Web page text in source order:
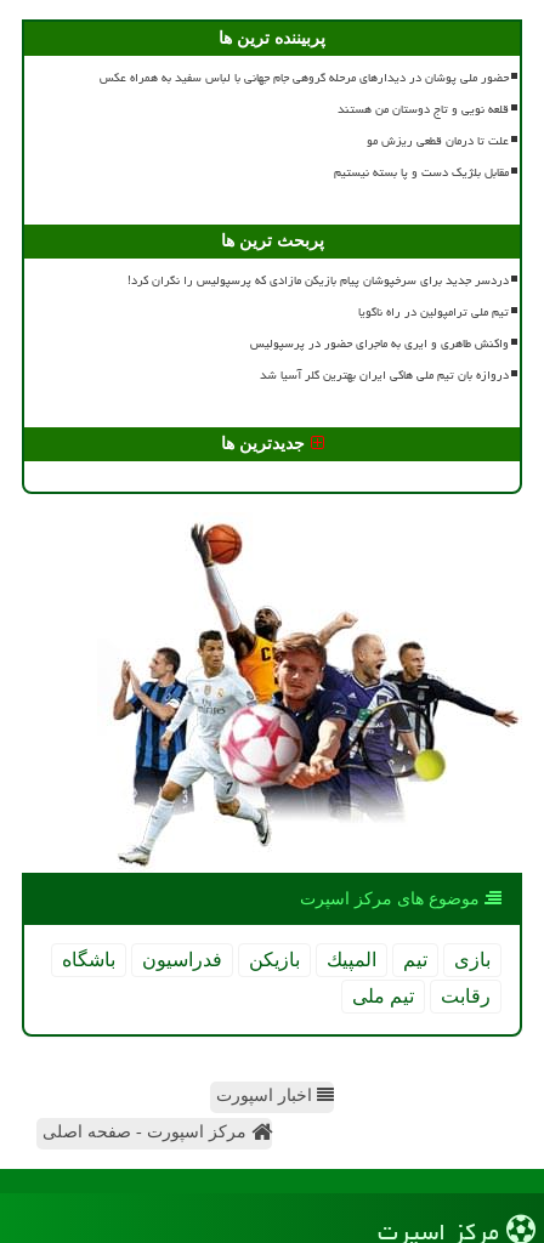
پربیننده ترین ها
حضور ملی پوشان در دیدارهای مرحله گروهی جام جهانی با لباس سفید به همراه عکس
قلعه نویی و تاج دوستان من هستند
علت تا درمان قطعی ریزش مو
مقابل بلژیک دست و پا بسته نیستیم
پربحث ترین ها
دردسر جدید برای سرخپوشان پیام بازیکن مازادی که پرسپولیس را نگران کرد!
تیم ملی ترامپولین در راه ناگویا
واکنش طاهری و ایری به ماجرای حضور در پرسپولیس
دروازه بان تیم ملی هاکی ایران بهترین گلر آسیا شد
جدیدترین ها
موضوع های مركز اسپرت
بازی تیم المپیك بازیكن فدراسیون
باشگاه
رقابت
تیم ملی
اخبار اسپورت
مرکز اسپورت - صفحه اصلی
مركز اسپرت